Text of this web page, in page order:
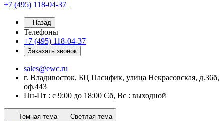
+7 (495) 118-04-37
Назад
Телефоны
+7 (495) 118-04-37
Заказать звонок
sales@ewc.ru
г. Владивосток, БЦ Пасифик, улица Некрасовская, д.36б,
оф.443
Пн-Пт : с 9:00 до 18:00 Сб, Вс : выходной
Темная тема Светлая тема